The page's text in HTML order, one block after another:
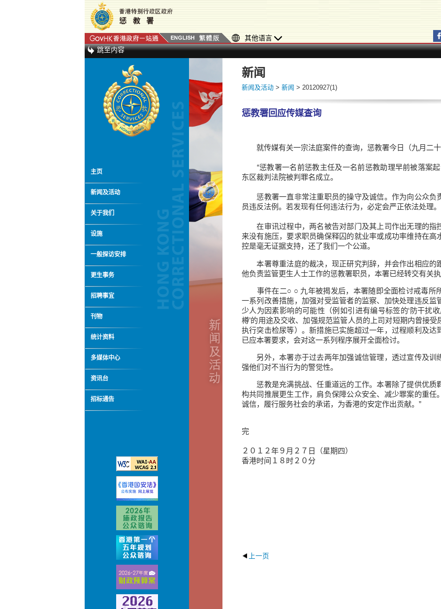
其他语言
跳至内容
主页
新闻及活动
关于我们
设施
一般探访安排
更生事务
招聘事宜
刊物
统计资料
多媒体中心
资讯台
招标通告
新闻
新闻及活动 > 新闻 > 20120927(1)
惩教署回应传媒查询
就传媒有关一宗法庭案件的查询，惩教署今日（九月二
“惩教署一名前惩教主任及一名前惩教助理早前被落案起
东区裁判法院被判罪名成立。
惩教署一直非常注重职员的操守及诚信。作为向公众负
员违反法例。若发现有任何违法行为，必定会严正依法处理
在审讯过程中，两名被告对部门及其上司作出无理的指
来没有施压，要求职员确保释囚的就业率或成功率维持在高
控是毫无证据支持，还了我们一个公道。
本署尊重法庭的裁决，现正研究判辞，并会作出相应的
他负责监管更生人士工作的惩教署职员，本署已经转交有关
事件在二○ ○ 九年被揭发后，本署随即全面检讨戒毒所
一系列改善措施，加强对受监管者的监察、加快处理违反监
少人为因素影响的可能性（例如引进有编号标签的‘防干扰
樽’的用途及交收、加强规范监管人员的上司对短期内曾接
执行突击检尿等）。新措施已实施超过一年，过程顺利及达
已应本署要求，会对这一系列程序展开全面检讨。
另外，本署亦于过去两年加强诚信管理，透过宣传及训
强他们对不当行为的警觉性。
惩教是充满挑战、任重道远的工作。本署除了提供优质
构共同推展更生工作，肩负保障公众安全、减少罪案的重任
诚信，履行服务社会的承诺，为香港的安定作出贡献。”
完
２０１２年９月２７日（星期四）
香港时间１８时２０分
上一页